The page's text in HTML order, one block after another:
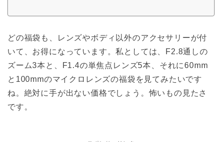
どの福袋も、レンズやボディ以外のアクセサリーが付
いて、お得になっています。私としては、F2.8通しの
ズーム3本と、F1.4の単焦点レンズ5本、それに60mm
と100mmのマイクロレンズの福袋を見てみたいです
ね。絶対に手が出ない価格でしょう。怖いもの見たさ
です。